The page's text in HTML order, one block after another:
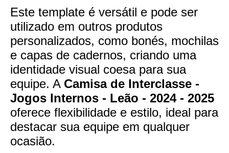
Este template é versátil e pode ser
utilizado em outros produtos
personalizados, como bonés, mochilas
e capas de cadernos, criando uma
identidade visual coesa para sua
equipe. A Camisa de Interclasse -
Jogos Internos - Leão - 2024 - 2025
oferece flexibilidade e estilo, ideal para
destacar sua equipe em qualquer
ocasião.